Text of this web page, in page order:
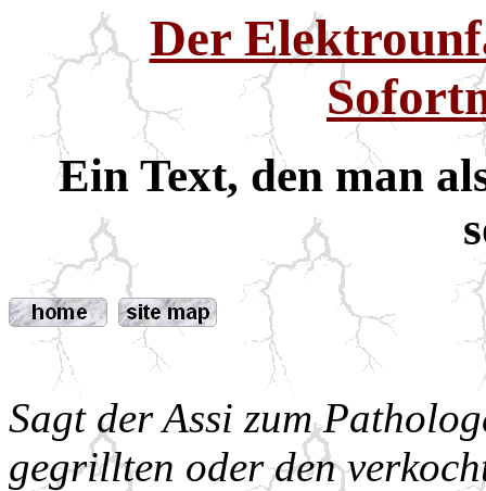
Der
Ein Text, den man
Sagt der Assi zum
gegrillten oder den